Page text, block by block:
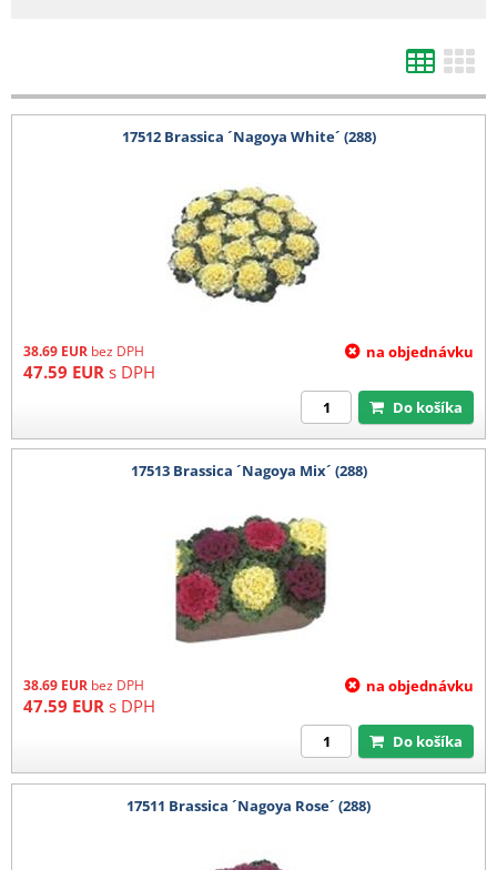
Barevná etikera 3,6 Kč/ks (baleno po 25 ks)
17512 Brassica ´Nagoya White´ (288)
38.69 EUR bez DPH
47.59 EUR s DPH
na objednávku
Do košíka
17513 Brassica ´Nagoya Mix´ (288)
38.69 EUR bez DPH
47.59 EUR s DPH
na objednávku
Do košíka
17511 Brassica ´Nagoya Rose´ (288)